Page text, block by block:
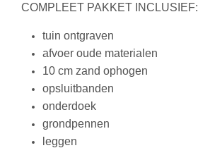
COMPLEET PAKKET INCLUSIEF:
tuin ontgraven
afvoer oude materialen
10 cm zand ophogen
opsluitbanden
onderdoek
grondpennen
leggen